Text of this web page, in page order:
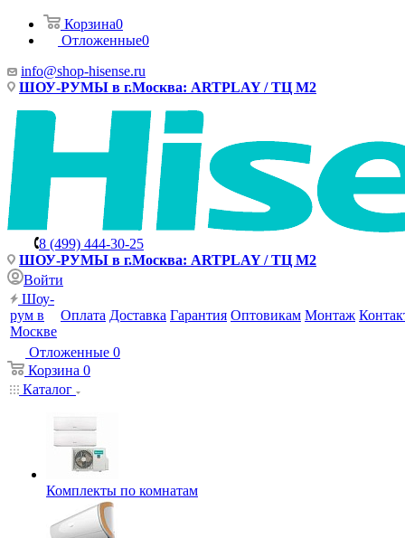
Корзина0
Отложенные0
info@shop-hisense.ru
ШОУ-РУМЫ в г.Москва: ARTPLAY / ТЦ М2
8 (499) 444-30-25
ШОУ-РУМЫ в г.Москва: ARTPLAY / ТЦ М2
Войти
Шоу-
рум в
Москве
Оплата Доставка Гарантия Оптовикам Монтаж
Отложенные 0
Корзина 0
Каталог
Комплекты по комнатам